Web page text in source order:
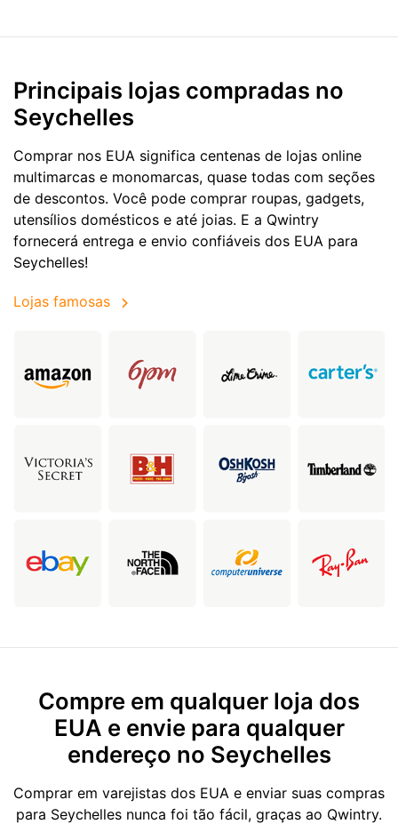
Principais lojas compradas no
Seychelles
Comprar nos EUA significa centenas de lojas online
multimarcas e monomarcas, quase todas com seções
de descontos. Você pode comprar roupas, gadgets,
utensílios domésticos e até joias. E a Qwintry
fornecerá entrega e envio confiáveis dos EUA para
Seychelles!
Lojas famosas
Compre em qualquer loja dos
EUA e envie para qualquer
endereço no Seychelles
Comprar em varejistas dos EUA e enviar suas compras
para Seychelles nunca foi tão fácil, graças ao Qwintry.